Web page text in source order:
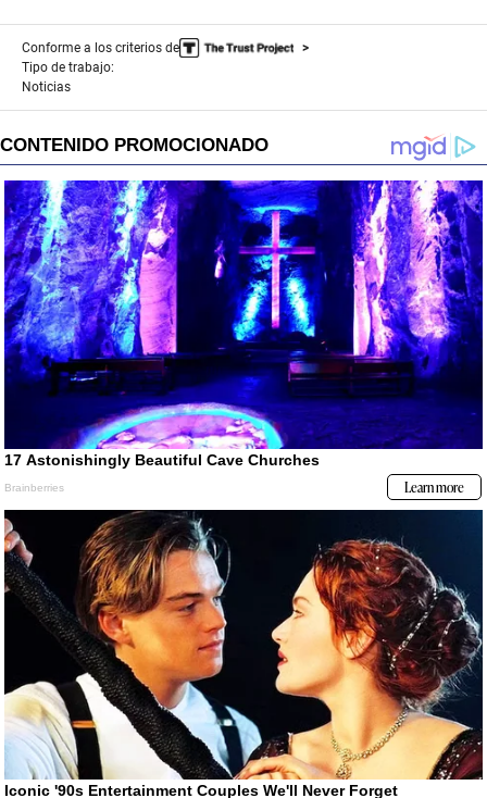
Conforme a los criterios de
Tipo de trabajo:
Noticias